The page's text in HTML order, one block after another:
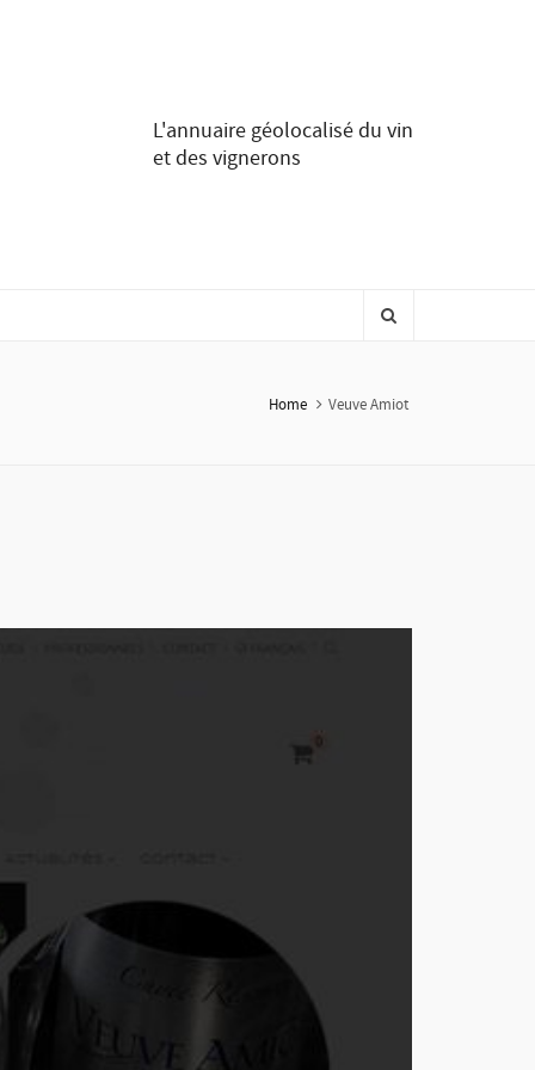
L'annuaire géolocalisé du vin
et des vignerons
Home Veuve Amiot